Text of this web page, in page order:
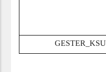
GESTER_KSU